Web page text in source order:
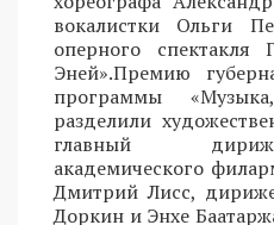
вокалистки Ольги
оперного спектакля
Эней».Премию
программы
разделили
главный
академического
Дмитрий Лисс,
Доркин и Энхе